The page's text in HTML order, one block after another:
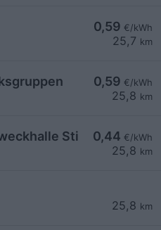
0,59 €/kWh
25,7 km
0,59 €/kWh
25,8 km
0,44 €/kWh
25,8 km
Stinatz
25,8 km